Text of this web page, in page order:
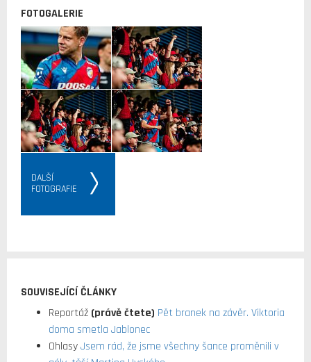
FOTOGALERIE
DALŠÍ
FOTOGRAFIE
SOUVISEJÍCÍ ČLÁNKY
Reportáž (právě čtete) Pět branek na závěr. Viktoria
doma smetla Jablonec
OhlasyJsem rád, že jsme všechny šance proměnili v